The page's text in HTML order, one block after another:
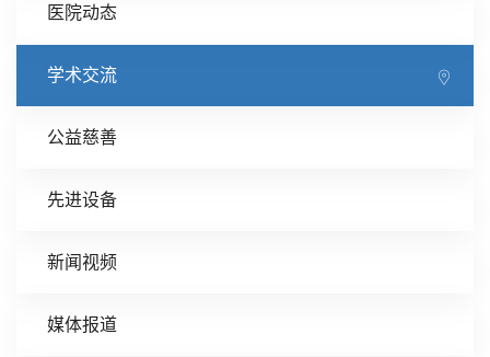
医院动态
学术交流
公益慈善
先进设备
新闻视频
媒体报道